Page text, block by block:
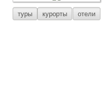
туры курорты отели